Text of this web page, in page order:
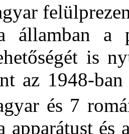
államban a
is
az 1948-
és 7
apparátust és